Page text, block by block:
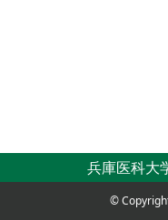
兵庫医科大
©